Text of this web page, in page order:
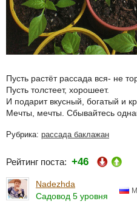
Пусть растёт рассада вся- не
Пусть толстеет, хорошеет.
И подарит вкусный, богатый и
Мечты, мечты. Сбывайтесь
Рубрика: рассада баклажан
Рейтинг поста: +46
Nadezhda
Садовод 5 уровня